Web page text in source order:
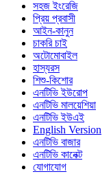
সহজ ইংরেজি
প্রিয় প্রবাসী
আইন-কানুন
চাকরি চাই
অটোমোবাইল
হাস্যরস
শিশু-কিশোর
এনটিভি ইউরোপ
এনটিভি মালয়েশিয়া
এনটিভি ইউএই
English Version
এনটিভি বাজার
এনটিভি কানেক্ট
যোগাযোগ